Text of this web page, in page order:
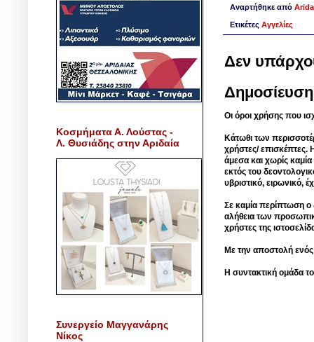
Αναρτήθηκε από
Ετικέτες Αγγελίες
Δεν
Οι όροι χρήσης που
Κάτωθι των
χρήστες/ επισκέπτες.
άμεσα και χωρίς
εκτός του
υβριστικό, ειρωνικό,
Σε καμία περίπτωση ο
αλήθεια των
χρήστες της
Με την αποστολή
Η συντακτική ομάδα
Κοσμήματα Α. Λούστας -
Λ. Θυσιάδης στην Αριδαία
Συνεργείο Μαγγανάρης
Νίκος